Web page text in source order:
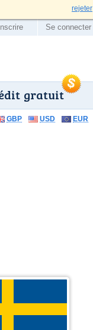
rejeter
gratuit
Se connecter
GBP USD EUR